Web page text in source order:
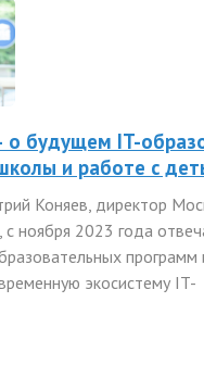
будущем IT-
и работе с
Коняев, директор
ноября 2023 года
программ
экосистему IT-